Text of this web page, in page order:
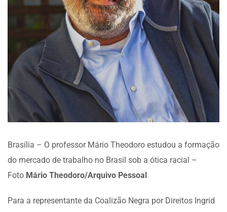
Brasília – O professor Mário Theodoro estudou a formação
do mercado de trabalho no Brasil sob a ótica racial –
Foto Mário Theodoro/Arquivo Pessoal
Para a representante da Coalizão Negra por Direitos Ingrid